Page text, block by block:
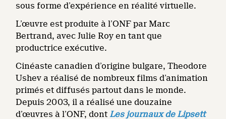
sous forme d’expérience en réalité virtuelle.
L’œuvre est produite à l’ONF par Marc
Bertrand, avec Julie Roy en tant que
productrice exécutive.
Cinéaste canadien d’origine bulgare, Theodore
Ushev a réalisé de nombreux films d’animation
primés et diffusés partout dans le monde.
Depuis 2003, il a réalisé une douzaine
d’œuvres à l’ONF, dont Les journaux de Lipsett